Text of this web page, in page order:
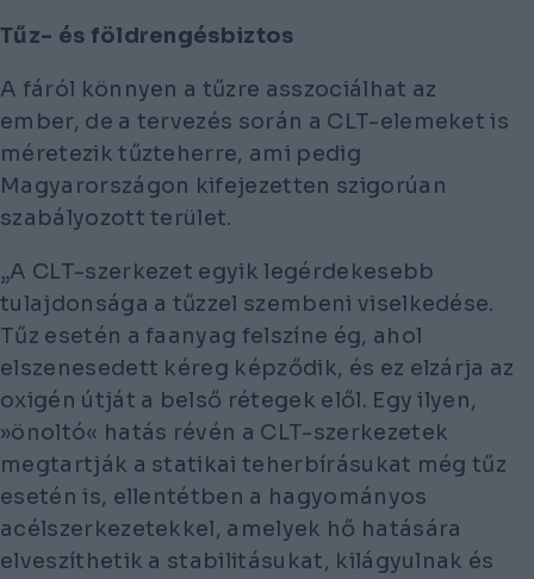
Tűz- és földrengésbiztos
A fáról könnyen a tűzre asszociálhat az
ember, de a tervezés során a CLT-elemeket is
méretezik tűzteherre, ami pedig
Magyarországon kifejezetten szigorúan
szabályozott terület.
„A CLT-szerkezet egyik legérdekesebb
tulajdonsága a tűzzel szembeni viselkedése.
Tűz esetén a faanyag felszíne ég, ahol
elszenesedett kéreg képződik, és ez elzárja az
oxigén útját a belső rétegek elől. Egy ilyen,
»önoltó« hatás révén a CLT-szerkezetek
megtartják a statikai teherbírásukat még tűz
esetén is, ellentétben a hagyományos
acélszerkezetekkel, amelyek hő hatására
elveszíthetik a stabilitásukat, kilágyulnak és